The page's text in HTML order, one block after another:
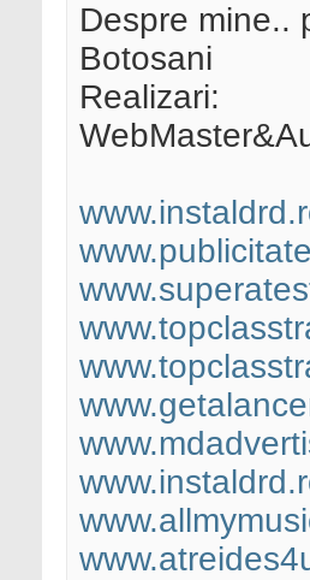
Despre mine..
Botosani
Realizari: